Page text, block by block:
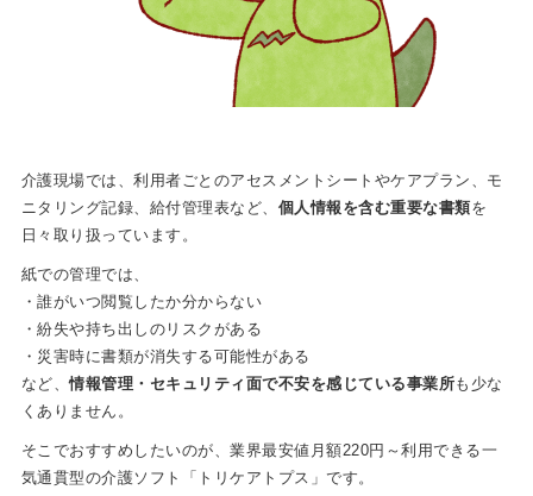
介護現場では、利用者ごとのアセスメントシートやケアプラン、モ
ニタリング記録、給付管理表など、 個人情報を含む重要な書類を
日々取り扱っています。
紙での管理では、
・誰がいつ閲覧したか分からない
・紛失や持ち出しのリスクがある
・災害時に書類が消失する可能性がある
など、情報管理・セキュリティ面で不安を感じている事業所も少な
くありません。
そこでおすすめしたいのが、業界最安値月額220円～利用できる一
気通貫型の介護ソフト「トリケアトプス」です。